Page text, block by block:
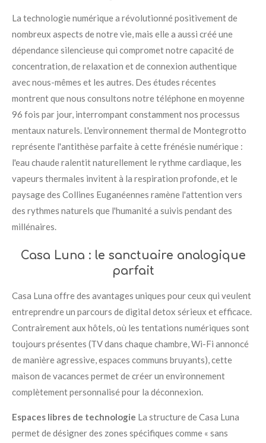
La technologie numérique a révolutionné positivement de
nombreux aspects de notre vie, mais elle a aussi créé une
dépendance silencieuse qui compromet notre capacité de
concentration, de relaxation et de connexion authentique
avec nous-mêmes et les autres. Des études récentes
montrent que nous consultons notre téléphone en moyenne
96 fois par jour, interrompant constamment nos processus
mentaux naturels. L'environnement thermal de Montegrotto
représente l'antithèse parfaite à cette frénésie numérique :
l'eau chaude ralentit naturellement le rythme cardiaque, les
vapeurs thermales invitent à la respiration profonde, et le
paysage des Collines Euganéennes ramène l'attention vers
des rythmes naturels que l'humanité a suivis pendant des
millénaires.
Casa Luna : le sanctuaire analogique
parfait
Casa Luna offre des avantages uniques pour ceux qui veulent
entreprendre un parcours de digital detox sérieux et efficace.
Contrairement aux hôtels, où les tentations numériques sont
toujours présentes (TV dans chaque chambre, Wi-Fi annoncé
de manière agressive, espaces communs bruyants), cette
maison de vacances permet de créer un environnement
complètement personnalisé pour la déconnexion.
Espaces libres de technologie La structure de Casa Luna
permet de désigner des zones spécifiques comme « sans